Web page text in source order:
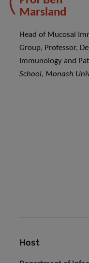
Marsland
Head of Mucosal
Group, Professor,
Immunology and
School, Monash
Host